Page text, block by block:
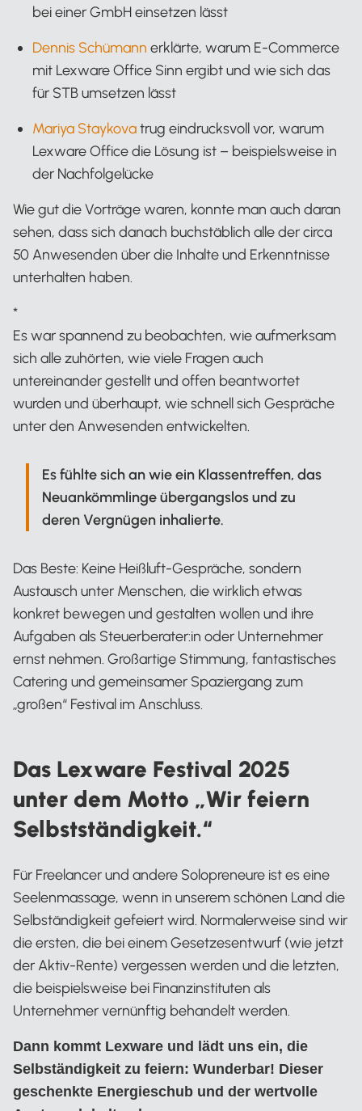
bei einer GmbH einsetzen lässt
Dennis Schümann erklärte, warum E-Commerce
mit Lexware Office Sinn ergibt und wie sich das
für STB umsetzen lässt
Mariya Staykovatrug eindrucksvoll vor, warum
Lexware Office die Lösung ist – beispielsweise in
der Nachfolgelücke
Wie gut die Vorträge waren, konnte man auch daran
sehen, dass sich danach buchstäblich alle der circa
50 Anwesenden über die Inhalte und Erkenntnisse
unterhalten haben.
*
Es war spannend zu beobachten, wie aufmerksam
sich alle zuhörten, wie viele Fragen auch
untereinander gestellt und offen beantwortet
wurden und überhaupt, wie schnell sich Gespräche
unter den Anwesenden entwickelten.
Es fühlte sich an wie ein Klassentreffen, das
Neuankömmlinge übergangslos und zu
deren Vergnügen inhalierte.
Das Beste: Keine Heißluft-Gespräche, sondern
Austausch unter Menschen, die wirklich etwas
konkret bewegen und gestalten wollen und ihre
Aufgaben als Steuerberater:in oder Unternehmer
ernst nehmen. Großartige Stimmung, fantastisches
Catering und gemeinsamer Spaziergang zum
„großen“ Festival im Anschluss.
Das Lexware Festival 2025
unter dem Motto „Wir feiern
Selbstständigkeit.“
Für Freelancer und andere Solopreneure ist es eine
Seelenmassage, wenn in unserem schönen Land die
Selbständigkeit gefeiert wird. Normalerweise sind wir
die ersten, die bei einem Gesetzesentwurf (wie jetzt
der Aktiv-Rente) vergessen werden und die letzten,
die beispielsweise bei Finanzinstituten als
Unternehmer vernünftig behandelt werden.
Dann kommt Lexware und lädt uns ein, die
Selbständigkeit zu feiern: Wunderbar! Dieser
geschenkte Energieschub und der wertvolle